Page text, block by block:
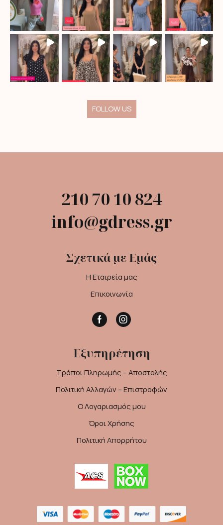
FOLLOW US
210 70 10 824
info@gdress.gr
Σχετικά με Εμάς
Η Εταιρεία μας
Επικοινωνία
FacebookInstagram
Εξυπηρέτηση
Τρόποι Πληρωμής – Αποστολής
Πολιτική Αλλαγών – Επιστροφών
Ο Λογαριασμός μου
Όροι Χρήσης
Πολιτική Απορρήτου